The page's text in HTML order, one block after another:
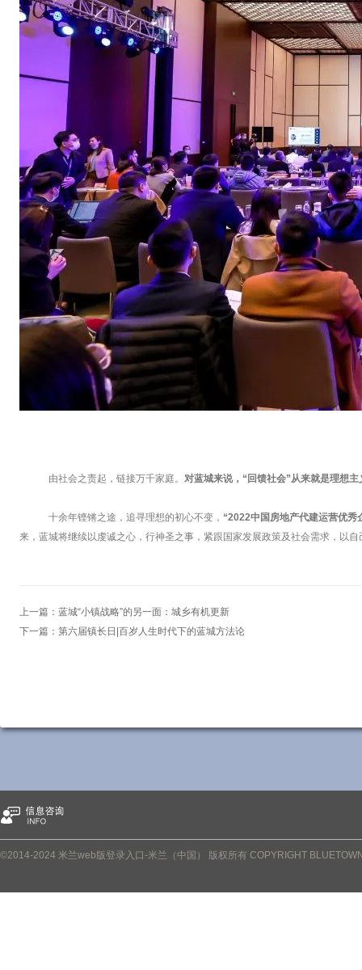
由社会之责起，链接万千家庭。 对蓝城来说，“回馈社会”从来就是理想
十余年铿锵之途，追寻理想的初心不变， “2022中国房地产代建运营优秀
来，蓝城将继续以虔诚之心，行神圣之事，紧跟国家发展政策及社会需求，以
上一篇： 蓝城“小镇战略”的另一面：城乡有机更新
下一篇： 第六届镇长日|百岁人生时代下的蓝城方法论
©2014-2024 米兰web版登录入口-米兰（中国） 版权所有 COPYRIGHT